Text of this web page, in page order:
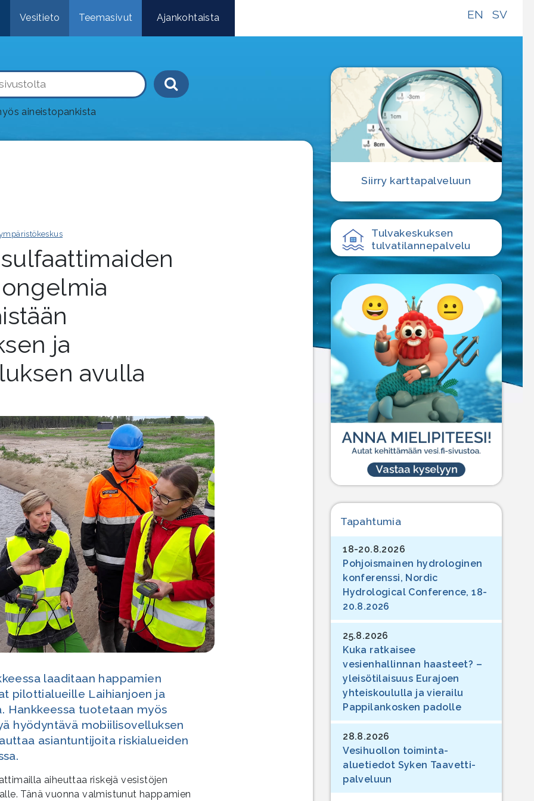
SV
EN
Vesitieto Teemasivut Ajankohtaista
Haku-painike
aineistopankista
ja
avulla
laaditaan happamien
pilottialueille Laihianjoen ja
Hankkeessa tuotetaan myös
hyödyntävä mobiilisovelluksen
asiantuntijoita riskialueiden
aiheuttaa riskejä vesistöjen
Tänä vuonna valmistunut happamien
Siirry karttapalveluun
Tulvakeskuksen
tulvatilanne­palvelu
Tapahtumia
18-20.8.2026
Pohjoismainen hydrologinen
konferenssi, Nordic
Hydrological Conference, 18-
20.8.2026
25.8.2026
Kuka ratkaisee
vesienhallinnan haasteet? –
yleisötilaisuus Eurajoen
yhteiskoululla ja vierailu
Pappilankosken padolle
28.8.2026
Vesihuollon toiminta-
aluetiedot Syken Taavetti-
palveluun